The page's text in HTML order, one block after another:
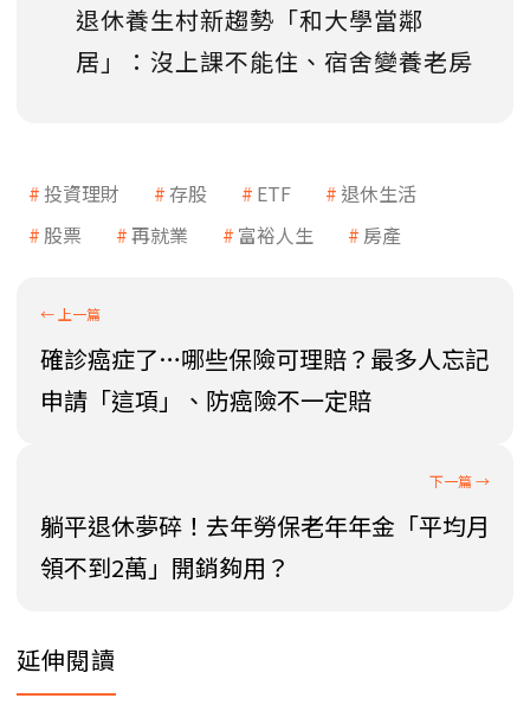
退休養生村新趨勢「和大學當鄰
居」：沒上課不能住、宿舍變養老房
投資理財 存股 ETF
退休生活
股票
再就業 富裕人生 房產
確診癌症了…哪些保險可理賠？最多人忘記
申請「這項」、防癌險不一定賠
躺平退休夢碎！去年勞保老年年金「平均月
領不到2萬」開銷夠用？
延伸閱讀